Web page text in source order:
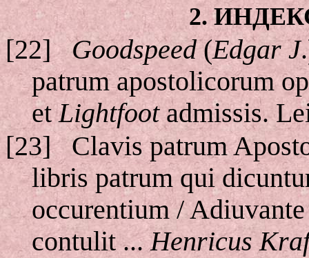
2.
[22] Goodspeed(Edgar J
patrum apostolicorum
etLightfootadmissis.
[23]
Clavis patrum
libris patrum qui
occurentium /
contulit ...Henricus